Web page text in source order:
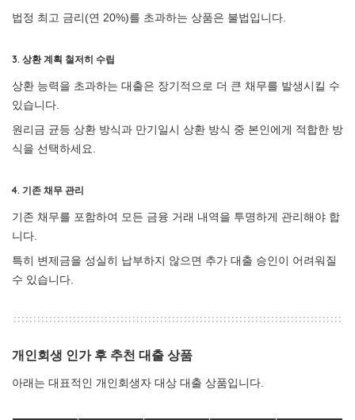
법정 최고 금리(연 20%)를 초과하는 상품은 불법입니다.
3. 상환 계획 철저히 수립
상환 능력을 초과하는 대출은 장기적으로 더 큰 채무를 발생시킬 수
있습니다.
원리금 균등 상환 방식과 만기일시 상환 방식 중 본인에게 적합한 방
식을 선택하세요.
4. 기존 채무 관리
기존 채무를 포함하여 모든 금융 거래 내역을 투명하게 관리해야 합
니다.
특히 변제금을 성실히 납부하지 않으면 추가 대출 승인이 어려워질
수 있습니다.
개인회생 인가 후 추천 대출 상품
아래는 대표적인 개인회생자 대상 대출 상품입니다.